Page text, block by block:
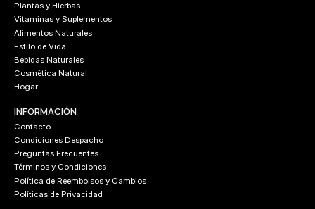
Plantas y Hierbas
Vitaminas y Suplementos
Alimentos Naturales
Estilo de Vida
Bebidas Naturales
Cosmética Natural
Hogar
INFORMACIÓN
Contacto
Condiciones Despacho
Preguntas Frecuentes
Términos y Condiciones
Política de Reembolsos y Cambios
Políticas de Privacidad